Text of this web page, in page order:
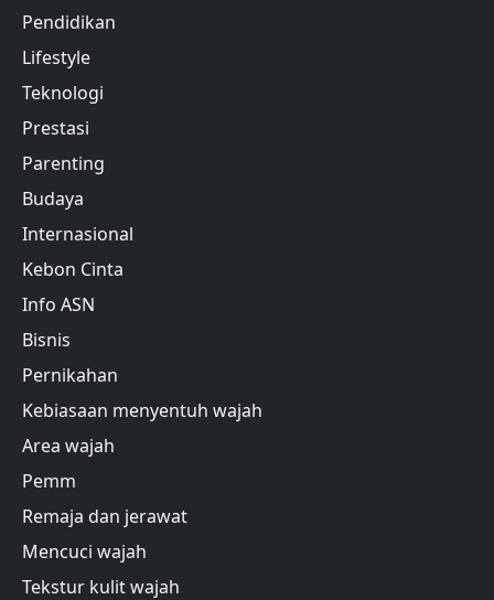
Pendidikan
Lifestyle
Teknologi
Prestasi
Parenting
Budaya
Internasional
Kebon Cinta
Info ASN
Bisnis
Pernikahan
Kebiasaan menyentuh wajah
Area wajah
Pemm
Remaja dan jerawat
Mencuci wajah
Tekstur kulit wajah